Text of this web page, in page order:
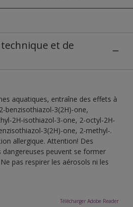
et de
aquatiques, entraîne des effets à
benzisothiazol-3(2H)-one,
2H-isothiazol-3-one, 2-octyl-2H-
3(2H)-one, 2-methyl-.
allergique. Attention! Des
peuvent se former
pas respirer les aérosols ni les
Télécharger Adobe Reader